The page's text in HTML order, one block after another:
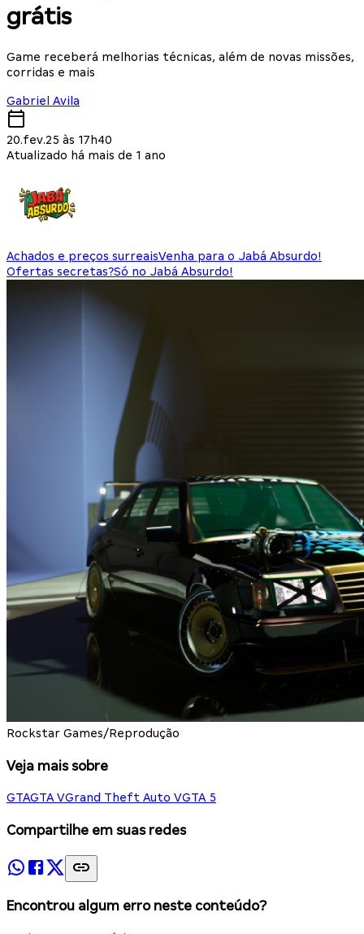
grátis
Game receberá melhorias técnicas, além de novas missões,
corridas e mais
Gabriel Avila
20.fev.25 às 17h40
Atualizado há mais de 1 ano
Achados e preços surreaisVenha para o Jabá Absurdo!
Ofertas secretas?Só no Jabá Absurdo!
Rockstar Games/Reprodução
Veja mais sobre
GTAGTA VGrand Theft Auto VGTA 5
Compartilhe em suas redes
Encontrou algum erro neste conteúdo?